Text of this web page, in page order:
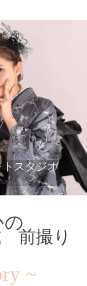
スタジオ
前撮り
~